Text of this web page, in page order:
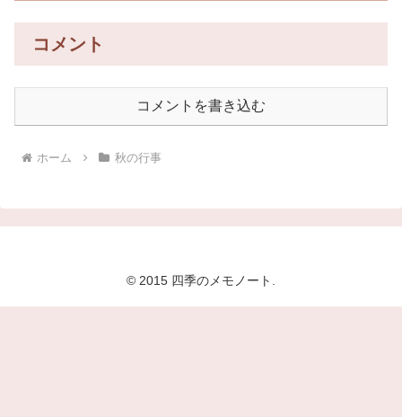
コメント
コメントを書き込む
ホーム 秋の行事
© 2015 四季のメモノート.